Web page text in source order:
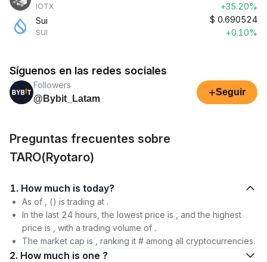
IOTX
+35.20%
Sui
SUI
$ 0.690524
+0.10%
Síguenos en las redes sociales
Followers
@Bybit_Latam
+Seguir
Preguntas frecuentes sobre
TARO(Ryotaro)
1. How much is today?
As of , () is trading at .
In the last 24 hours, the lowest price is , and the highest
price is , with a trading volume of .
The market cap is , ranking it # among all cryptocurrencies.
2. How much is one ?